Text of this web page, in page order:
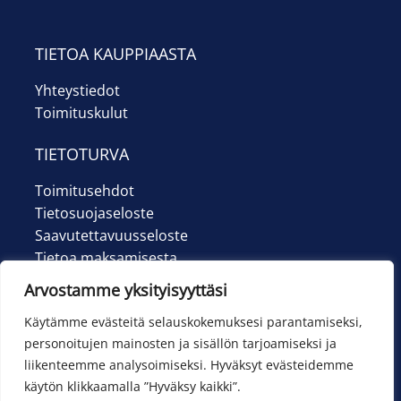
Arvostamme yksityisyyttäsi
Käytämme evästeitä selauskokemuksesi parantamiseksi,
personoitujen mainosten ja sisällön tarjoamiseksi ja
liikenteemme analysoimiseksi. Hyväksyt evästeidemme
käytön klikkaamalla ”Hyväksy kaikki”.
Lipunmyynti
Museokauppa
Ohje
English
TIETOA KAUPPIAASTA
Yhteystiedot
Toimituskulut
TIETOTURVA
Toimitusehdot
Tietosuojaseloste
Saavutettavuusseloste
Tietoa maksamisesta